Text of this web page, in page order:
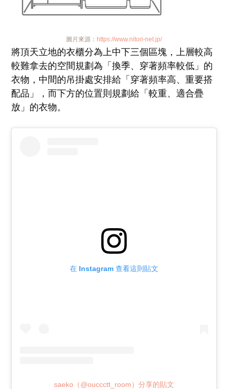
圖片來源： https://www.nitori-net.jp/
將頂天立地的衣櫃分為上中下三個區塊，上層較高
較難拿去的空間規劃為「換季、穿著頻率較低」的
衣物，中間的吊掛處安排給「穿著頻率高、重要搭
配品」，而下方的位置則規劃給「較重、適合疊
放」的衣物。
在 Instagram 查看這則貼文
saeko（@ouccctt_room）分享的貼文